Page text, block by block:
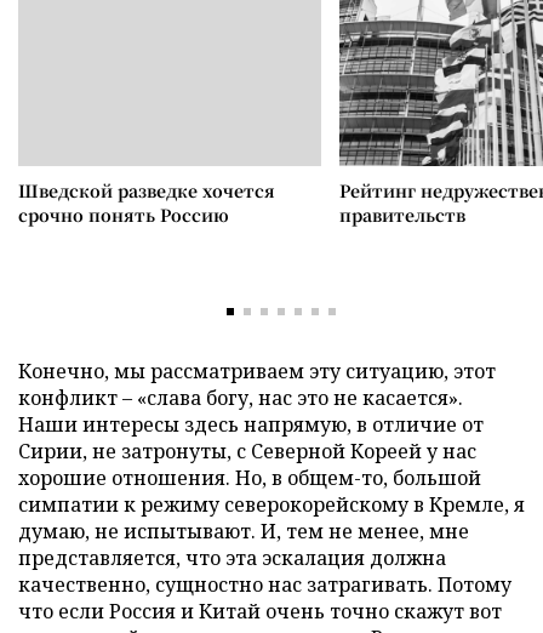
Шведской разведке хочется
срочно понять Россию
Рейтинг
правительств
Конечно, мы рассматриваем эту ситуацию, этот
конфликт– «слава богу, нас это не касается».
Наши интересы здесь напрямую, в отличие от
Сирии, не затронуты, с Северной Кореей у нас
хорошие отношения. Но, в общем-то, большой
симпатии к режиму северокорейскому в Кремле, я
думаю, не испытывают. И, тем не менее, мне
представляется, что эта эскалация должна
качественно, сущностно нас затрагивать. Потому
что если Россия и Китай очень точно скажут вот